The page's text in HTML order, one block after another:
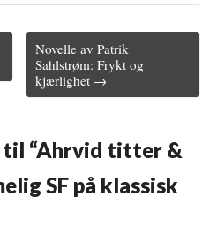
Novelle av Patrik
Sahlstrøm: Frykt og
kjærlighet →
“Ahrvid titter &
SF på klassisk